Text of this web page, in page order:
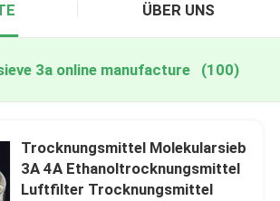
ÜBER UNS
3a online manufacture (100)
Trocknungsmittel Molekularsieb
3A 4A Ethanoltrocknungsmittel
Luftfilter Trocknungsmittel